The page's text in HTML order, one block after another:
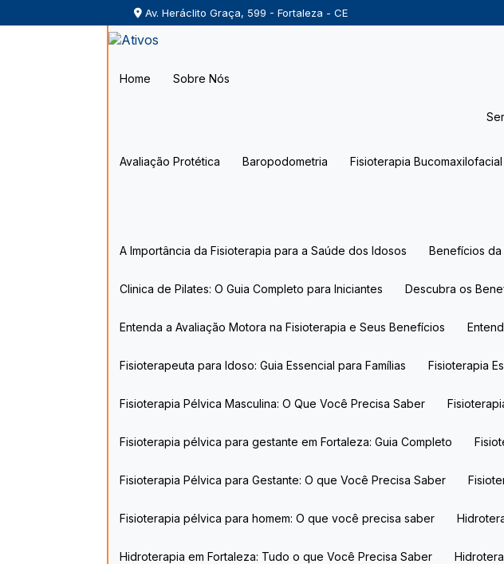
Av. Heráclito Graça, 599 - Fortaleza - CE
Home Sobre Nós
Avaliação Protética Baropodometria Fisioterapia Bucomaxilofacial
A Importância da Fisioterapia para a Saúde dos Idosos Benefícios
Clinica de Pilates: O Guia Completo para Iniciantes Descubra os
Entenda a Avaliação Motora na Fisioterapia e Seus Benefícios
Fisioterapeuta para Idoso: Guia Essencial para Famílias Fisioterapia
Fisioterapia Pélvica Masculina: O Que Você Precisa Saber
Fisioterapia pélvica para gestante em Fortaleza: Guia Completo
Fisioterapia Pélvica para Gestante: O que Você Precisa Saber
Fisioterapia pélvica para homem: O que você precisa saber
Hidroterapia em Fortaleza: Tudo o que Você Precisa Saber